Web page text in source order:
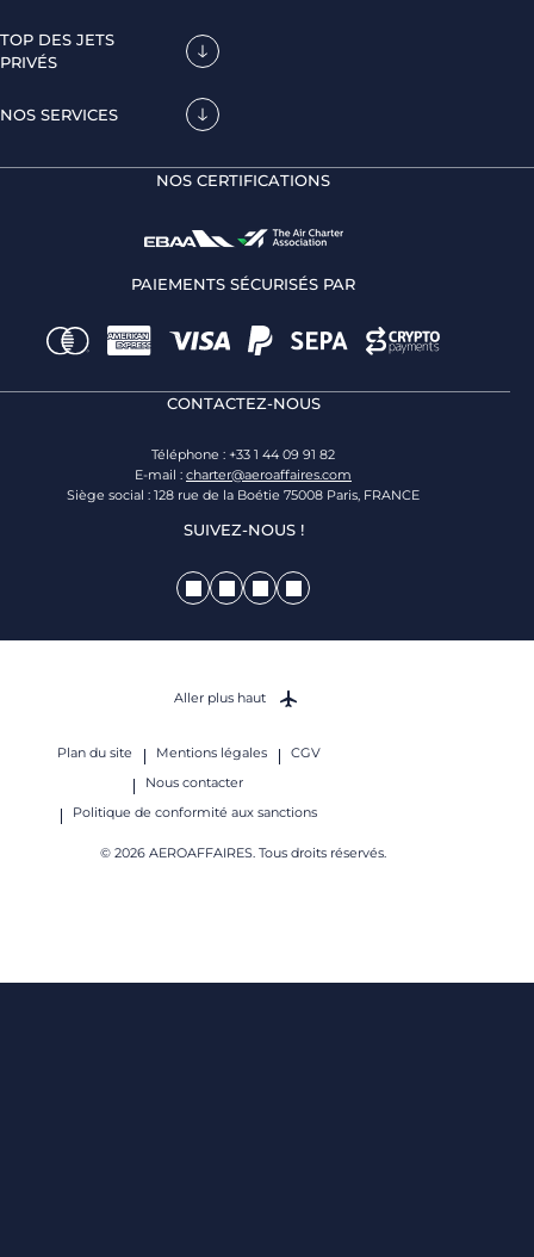
TOP DES JETS
PRIVÉS
NOS SERVICES
NOS CERTIFICATIONS
PAIEMENTS SÉCURISÉS PAR
CONTACTEZ-NOUS
Téléphone : +33 1 44 09 91 82
E-mail : charter@aeroaffaires.com
Siège social : 128 rue de la Boétie 75008 Paris, FRANCE
SUIVEZ-NOUS !
Plan du site Mentions légales
CGV
Nous contacter
Politique de conformité aux sanctions
© 2026 AEROAFFAIRES. Tous droits réservés.
Aller plus haut